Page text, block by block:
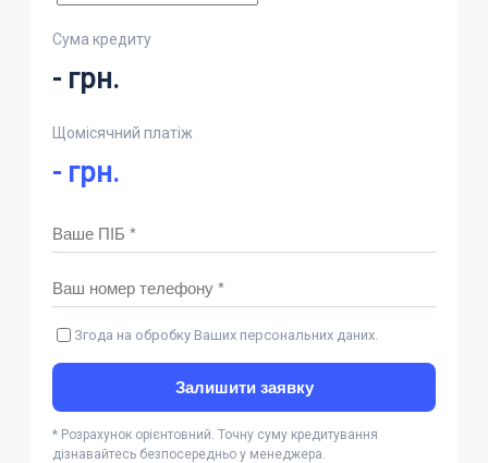
Сума кредиту
- грн.
Щомісячний платіж
- грн.
Згода на обробку Ваших персональних даних.
Залишити заявку
* Розрахунок орієнтовний. Точну суму кредитування
дізнавайтесь безпосередньо у менеджера.